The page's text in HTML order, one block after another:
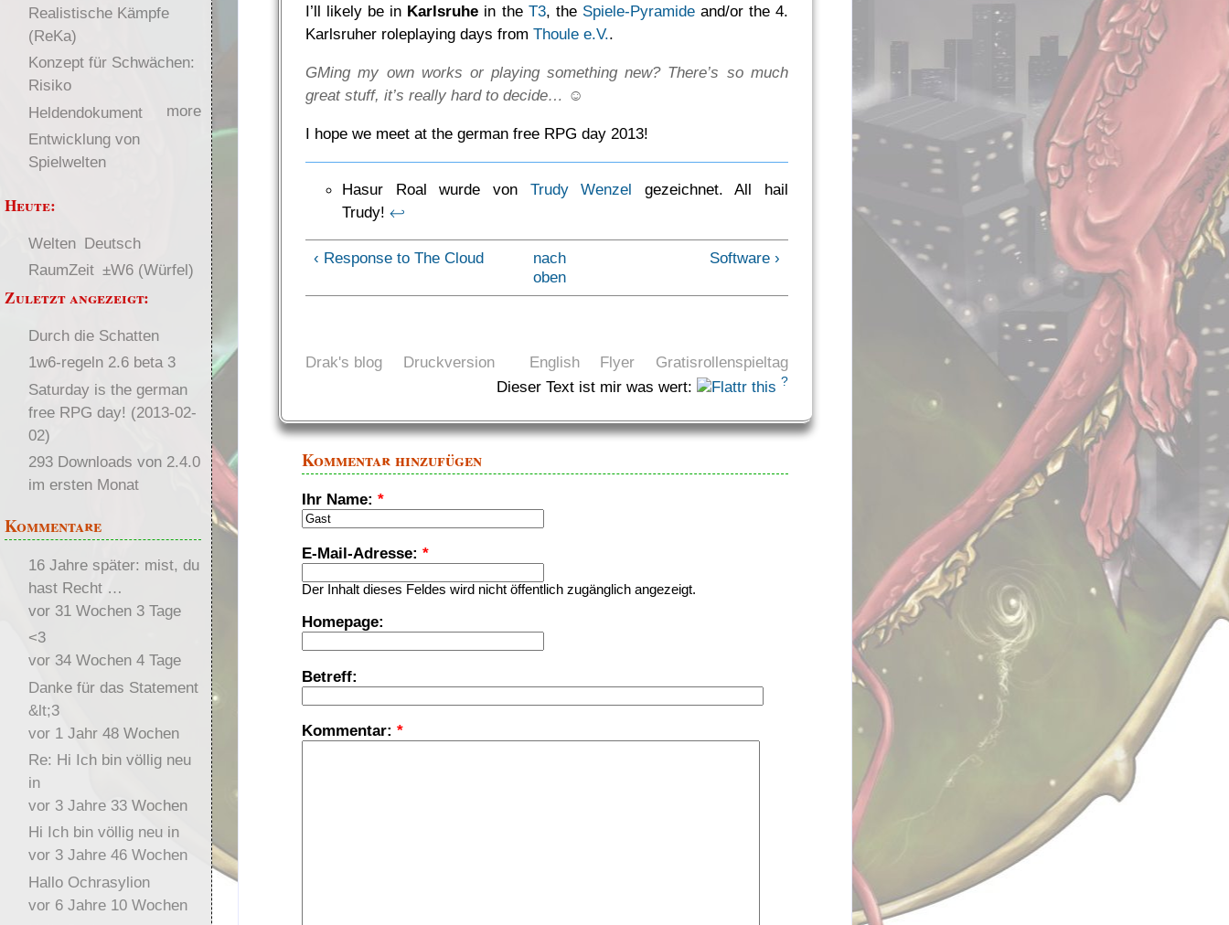
I’ll likely be in Karlsruhe in the T3, the Spiele-Pyramideand/or the 4.
Karlsruher roleplaying days fromThoule e.V..
GMing my own works or playing something new? There’s so much
great stuff, it’s really hard to decide… ☺
I hope we meet at the german free RPG day 2013!
Hasur Roal wurde von Trudy Wenzel gezeichnet. All hail
Trudy!↩
‹ Response to The Cloud
nach
oben
Software ›
English Flyer Gratisrollenspieltag
Drak's blog
Druckversion
Dieser Text ist mir was wert:
?
Kommentar hinzufügen
Ihr Name:*
E-Mail-Adresse:*
Der Inhalt dieses Feldes wird nicht öffentlich zugänglich angezeigt.
Homepage:
Betreff:
Kommentar:*
Realistische Kämpfe
(ReKa)
Konzept für Schwächen:
Risiko
Heldendokument
Entwicklung von
Spielwelten
more
Heute:
Welten Deutsch
RaumZeit ±W6 (Würfel)
Zuletzt angezeigt:
Durch die Schatten
1w6-regeln 2.6 beta 3
Saturday is the german
free RPG day! (2013-02-
02)
293 Downloads von 2.4.0
im ersten Monat
Kommentare
16 Jahre später: mist, du
hast Recht …
vor 31 Wochen 3 Tage
<3
vor 34 Wochen 4 Tage
Danke für das Statement
&lt;3
vor 1 Jahr 48 Wochen
Re: Hi Ich bin völlig neu
in
vor 3 Jahre 33 Wochen
Hi Ich bin völlig neu in
vor 3 Jahre 46 Wochen
Hallo Ochrasylion
vor 6 Jahre 10 Wochen